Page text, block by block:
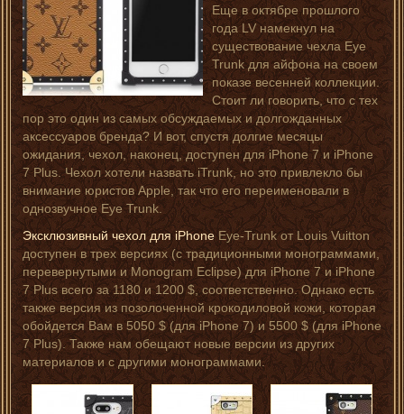
Еще в октябре прошлого
года LV намекнул на
существование чехла Eye
Trunk для айфона на своем
показе весенней коллекции.
Стоит ли говорить, что с тех
пор это один из самых обсуждаемых и долгожданных
аксессуаров бренда? И вот, спустя долгие месяцы
ожидания, чехол, наконец, доступен для iPhone 7 и iPhone
7 Plus. Чехол хотели назвать iTrunk, но это привлекло бы
внимание юристов Apple, так что его переименовали в
однозвучное Eye Trunk.
Эксклюзивный чехол для iPhoneEye-Trunk от Louis Vuitton
доступен в трех версиях (с традиционными монограммами,
перевернутыми и Monogram Eclipse) для iPhone 7 и iPhone
7 Plus всего за 1180 и 1200 $, соответственно. Однако есть
также версия из позолоченной крокодиловой кожи, которая
обойдется Вам в 5050 $ (для iPhone 7) и 5500 $ (для iPhone
7 Plus). Также нам обещают новые версии из других
материалов и с другими монограммами.